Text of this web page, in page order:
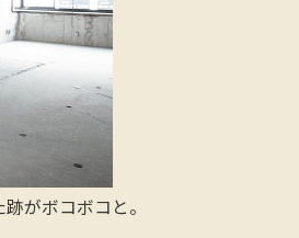
がボコボコと。